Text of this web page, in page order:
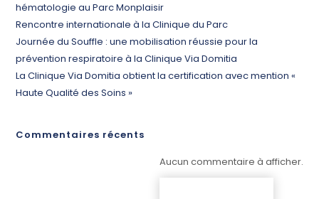
hématologie au Parc Monplaisir
Rencontre internationale à la Clinique du Parc
Journée du Souffle : une mobilisation réussie pour la
prévention respiratoire à la Clinique Via Domitia
La Clinique Via Domitia obtient la certification avec mention «
Haute Qualité des Soins »
Commentaires récents
Aucun commentaire à afficher.